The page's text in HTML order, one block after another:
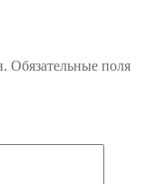
Обязательные поля